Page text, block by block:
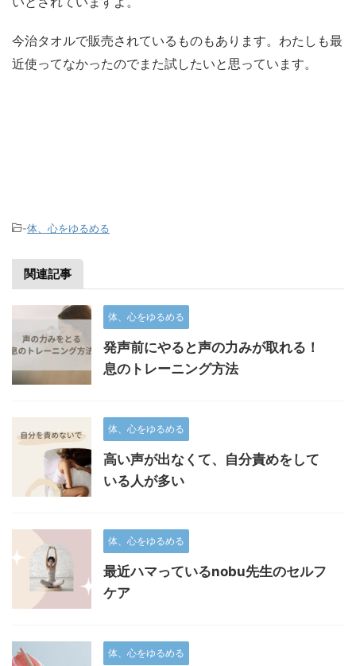
今治タオルで販売されているものもあります。わたしも最
近使ってなかったのでまた試したいと思っています。
-体、心をゆるめる
関連記事
体、心をゆるめる
発声前にやると声の力みが取れる！
息のトレーニング方法
体、心をゆるめる
高い声が出なくて、自分責めをして
いる人が多い
体、心をゆるめる
最近ハマっているnobu先生のセルフ
ケア
体、心をゆるめる